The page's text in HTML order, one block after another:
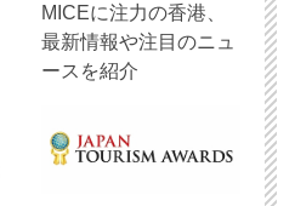
MICEに注力の香港、
最新情報や注目のニュ
ースを紹介